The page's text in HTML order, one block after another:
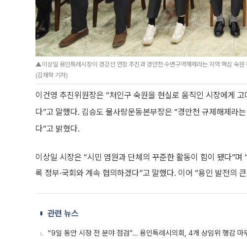
▲이상일 용인특례시장이 경강선 연장 추진과 경안천 수변구역해제라는 지역 핵심 숙
(김재학 기자)
이건영 추진위원장은 “처인구 숙원을 현실로 움직인 시장에게
다”고 말했다. 김승도 물사랑운동본부장은 “경안천 규제해제라
다”고 밝혔다.
이상일 시장은 “시민 염원과 단체의 꾸준한 활동이 힘이 됐다”
록 정부·국회와 계속 협의하겠다”고 말했다. 이어 “용인 발전의
관련 뉴스
“9일 동안 시정 전 분야 점검”… 용인특례시의회, 4개 상임위 행감 마